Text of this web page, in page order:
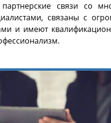
связи со
связаны с
и имеют